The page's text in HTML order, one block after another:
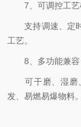
7、可调控工艺
支持调速、定时
工艺。
8、多功能兼容
可干磨、湿磨、
发、易燃易爆物料。